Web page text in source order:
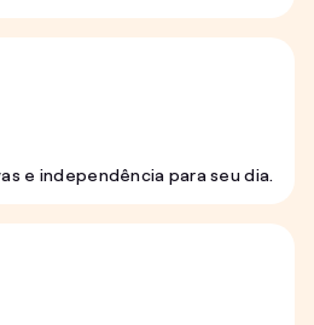
e independência para seu dia.